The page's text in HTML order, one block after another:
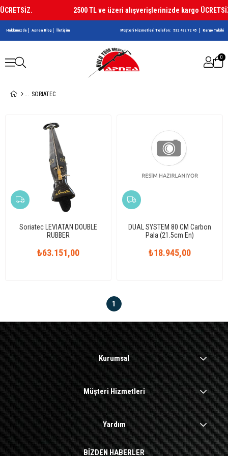
2500 TL ve üzeri alışverişlerinizde kargo
Hakkımızda Apnea Blog İletişim Müşteri Hizmetleri Telefon: 532 432 72 45 Kargo Takibi
0
SORIATEC
Soriatec LEVIATAN DOUBLE
RUBBER
₺63.151,00
DUAL SYSTEM 80 CM Carbon
Pala (21.5cm En)
₺18.945,00
1
Kurumsal
Müşteri Hizmetleri
Yardım
BİZDEN HABERLER